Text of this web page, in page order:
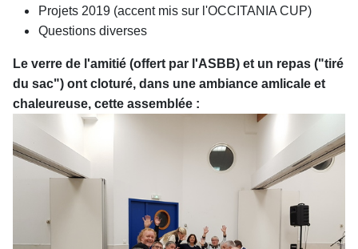
Projets 2019 (accent mis sur l'OCCITANIA CUP)
Questions diverses
Le verre de l'amitié (offert par l'ASBB) et un repas ("tiré
du sac") ont cloturé, dans une ambiance amlicale et
chaleureuse, cette assemblée :